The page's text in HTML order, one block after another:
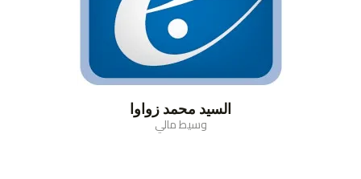
السيد محمد زواوا
وسيط مالي